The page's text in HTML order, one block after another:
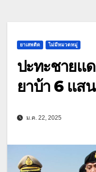
ยาเสพติด ไม่มีหมวดหมู่
ปะทะชายแ
ยาบ้า 6 แส
ม.ค. 22, 2025